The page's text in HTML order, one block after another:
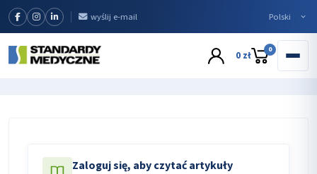
wyślij e-mail
0 zł 0
Zaloguj się, aby czytać artykuły